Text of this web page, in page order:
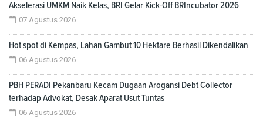
Akselerasi UMKM Naik Kelas, BRI Gelar Kick-Off BRIncubator 2026
07 Agustus 2026
Hot spot di Kempas, Lahan Gambut 10 Hektare Berhasil Dikendalikan
06 Agustus 2026
PBH PERADI Pekanbaru Kecam Dugaan Arogansi Debt Collector
terhadap Advokat, Desak Aparat Usut Tuntas
06 Agustus 2026